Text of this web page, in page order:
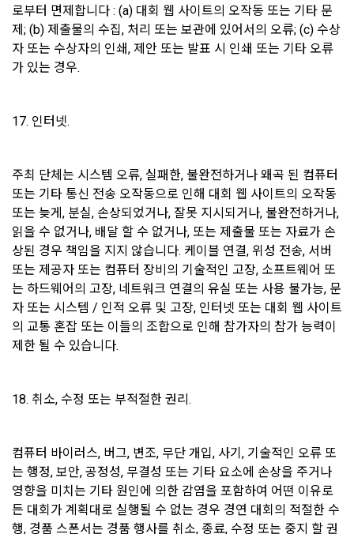
제 18 조 (회원정보의 제공 및 광고의 게재)
1. “회사”는 “회원”에게 서비스 이용에 필요하다고 판단되는 정
보들을 전자우편이나 서신우편, SMS 등을 이용하여 제공할 수
2. "회사"는 제공하는 서비스와 관련되는 정보 또는 광고를 서비
스 화면, 홈페이지 등에 게재할 수 있다.
주의 판촉활동에 "회원"이 참여하거나 교신 또는 거래를 함으로
써 발생하는 모든 손실과 손해에 대해 책임을 지지 않는다.
4. "회원"은 개인 이메일 등으로의 상업적 광고에 대해 수신 동의
를 별도로 할 수 있다. 광고가 게재된 전자우편을 수신한 “회
원”은 언제든지 원하는 경우에 “회사”에게 수신거절을 할 수 있
다.
제 19 조 (회사의 책임과 권한)
1. "회사"는 "개인회원" 또는 “인재회원”의 개인정보를 “기업회
원”의 요구에 따라 필터링 작업을 수행할 수 있다.
풀 등록시에 입력한 개인정보에 오자, 탈자 또는 사회적 통념에
있다.
3. “인재회원”이 입력한 ‘인재풀 등록 정보’는 취업 및 관련 동향
의 통계자료로 활용될 수 있고 그 자료는 매체를 통해 언론에 배
포될 수 있다. 단, 활용되는 정보에는 개인을 식별할 수 있는 개
인정보는 제외한다.
방지를 위하여 수집 시점으로부터 2년간 보관하고 파기하고 있
습니다.
회원탈퇴, 서비스 종료, 이용자에게 동의 받은 개인정보 보유기
보존의무를 부과한 정보에 대해서도 해당 기간 경과 후 지체없
은 분쇄하거나 소각하는 방식 등으로 파기합니다.
“회사”는 ‘개인정보 유효기간제’에 따라 1년간 서비스를 이용하
지 않은 회원의 개인정보를 별도로 분리 보관하여 관리하고 있
습니다.
1) 파기절차
이용자가 회원가입 등을 위해 입력한 정보는 목적이 달성된 후
별도의 DB로 옮겨져(종이의 경우 별도의 서류함) 내부 방침 및
가 아니고는 다른 목적으로 이용되지 않습니다.
2) 파기방법
종이에 출력된 개인정보는 분쇄기로 분쇄하거나 소각을 통해 파
기합니다. 전자적 파일형태로 저장된 개인정보는 기록을 재생할
수 없는 기술적 방법을 사용하여 삭제합니다.
로부터 면제합니다 : (a) 대회 웹 사이트의 오작동 또는 기타 문
제; (b) 제출물의 수집, 처리 또는 보관에 있어서의 오류; (c) 수상
자 또는 수상자의 인쇄, 제안 또는 발표 시 인쇄 또는 기타 오류
가 있는 경우.
17. 인터넷.
주최 단체는 시스템 오류, 실패한, 불완전하거나 왜곡 된 컴퓨터
또는 기타 통신 전송 오작동으로 인해 대회 웹 사이트의 오작동
또는 늦게, 분실, 손상되었거나, 잘못 지시되거나, 불완전하거나,
읽을 수 없거나, 배달 할 수 없거나, 또는 제출물 또는 자료가 손
상된 경우 책임을 지지 않습니다. 케이블 연결, 위성 전송, 서버
또는 제공자 또는 컴퓨터 장비의 기술적인 고장, 소프트웨어 또
는 하드웨어의 고장, 네트워크 연결의 유실 또는 사용 불가능, 문
자 또는 시스템 / 인적 오류 및 고장, 인터넷 또는 대회 웹 사이트
의 교통 혼잡 또는 이들의 조합으로 인해 참가자의 참가 능력이
제한 될 수 있습니다.
18. 취소, 수정 또는 부적절한 권리.
컴퓨터 바이러스, 버그, 변조, 무단 개입, 사기, 기술적인 오류 또
는 행정, 보안, 공정성, 무결성 또는 기타 요소에 손상을 주거나
영향을 미치는 기타 원인에 의한 감염을 포함하여 어떤 이유로
든 대회가 계획대로 실행될 수 없는 경우 경연 대회의 적절한 수
행, 경품 스폰서는 경품 행사를 취소, 종료, 수정 또는 중지 할 권